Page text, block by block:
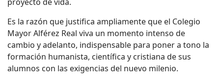
Es la razón que justifica ampliamente que el Colegio
Mayor Alférez Real viva un momento intenso de
cambio y adelanto, indispensable para poner a tono la
formación humanista, científica y cristiana de sus
alumnos con las exigencias del nuevo milenio.